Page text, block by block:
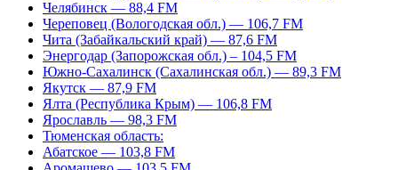
Челябинск — 88,4 FM
Череповец (Вологодская обл.) — 106,7 FM
Чита (Забайкальский край) — 87,6 FM
Энергодар (Запорожская обл.) – 104,5 FM
Южно-Сахалинск (Сахалинская обл.) — 89,3 FM
Якутск — 87,9 FM
Ялта (Республика Крым) — 106,8 FM
Ярославль — 98,3 FM
Тюменская область:
Абатское — 103,8 FM